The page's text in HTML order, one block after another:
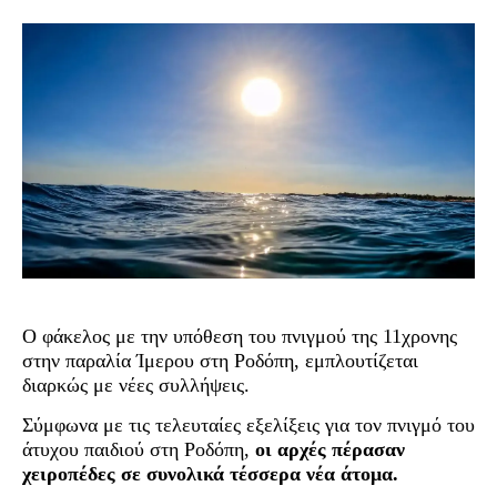
Ο φάκελος με την υπόθεση του πνιγμού της 11χρονης
στην παραλία Ίμερου στη Ροδόπη, εμπλουτίζεται
διαρκώς με νέες συλλήψεις.
Σύμφωνα με τις τελευταίες εξελίξεις για τον πνιγμό του
άτυχου παιδιού στη Ροδόπη, οι αρχές πέρασαν
χειροπέδες σε συνολικά τέσσερα νέα άτομα.